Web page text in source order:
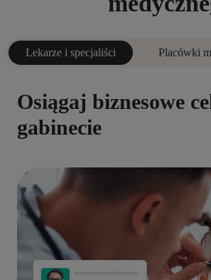
Lekarze i specjaliści Placówki
Osiągaj biznesowe
gabinecie